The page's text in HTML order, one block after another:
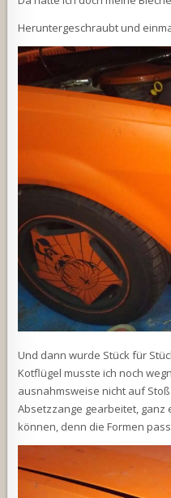
Heruntergeschraubt und
Und dann wurde Stück für
Kotflügel musste ich noch
ausnahmsweise nicht auf
Absetzzange gearbeitet, ganz
können, denn die Formen